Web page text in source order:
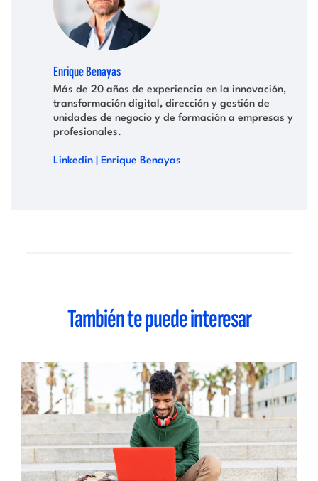
Enrique Benayas
Más de 20 años de experiencia en la innovación,
transformación digital, dirección y gestión de
unidades de negocio y de formación a empresas y
profesionales.
Linkedin | Enrique Benayas
También te puede interesar